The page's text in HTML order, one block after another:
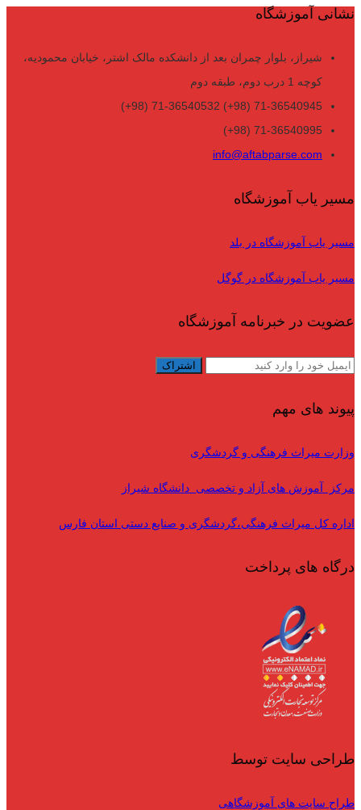
نشانی آموزشگاه
شیراز، بلوار چمران بعد از دانشکده مالک اشتر، خیابان محمودیه،
کوچه 1 درب دوم، طبقه دوم
71-36540945 (98+) 71-36540532 (98+)
71-36540995 (98+)
info@aftabparse.com
مسیر یاب آموزشگاه
مسیر یاب آموزشگاه در بلد
مسیر یاب آموزشگاه در گوگل
عضویت در خبرنامه آموزشگاه
پیوند های مهم
وزارت میراث فرهنگی و گردشگری
مرکز آموزش های آزاد و تخصصی دانشگاه شیراز
اداره کل میراث فرهنگی،گردشگری و صنایع دستی استان فارس
درگاه های پرداخت
طراحی سایت توسط
طراح سایت های آموزشگاهی